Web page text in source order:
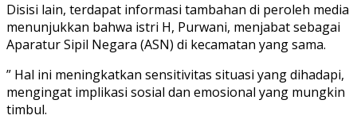
Disisi lain, terdapat informasi tambahan di peroleh media
menunjukkan bahwa istri H, Purwani, menjabat sebagai
Aparatur Sipil Negara (ASN) di kecamatan yang sama.
” Hal ini meningkatkan sensitivitas situasi yang dihadapi,
mengingat implikasi sosial dan emosional yang mungkin
timbul.